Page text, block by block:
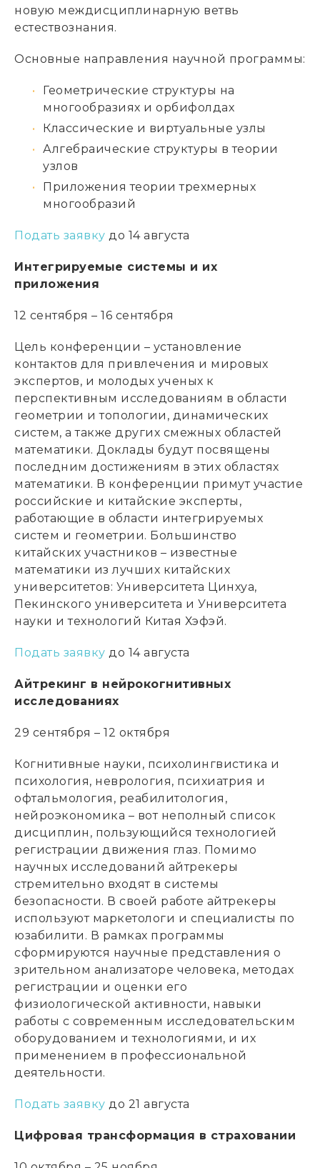
новую междисциплинарную ветвь
естествознания.
Основные направления научной программы:
Геометрические структуры на
многообразиях и орбифолдах
Классические и виртуальные узлы
Алгебраические структуры в теории
узлов
Приложения теории трехмерных
многообразий
Подать заявку до 14 августа
Интегрируемые системы и их
приложения
12 сентября – 16 сентября
Цель конференции – установление
контактов для привлечения и мировых
экспертов, и молодых ученых к
перспективным исследованиям в области
геометрии и топологии, динамических
систем, а также других смежных областей
математики. Доклады будут посвящены
последним достижениям в этих областях
математики. В конференции примут участие
российские и китайские эксперты,
работающие в области интегрируемых
систем и геометрии. Большинство
китайских участников – известные
математики из лучших китайских
университетов: Университета Цинхуа,
Пекинского университета и Университета
науки и технологий Китая Хэфэй.
Подать заявку до 14 августа
Айтрекинг в нейрокогнитивных
исследованиях
29 сентября – 12 октября
Когнитивные науки, психолингвистика и
психология, неврология, психиатрия и
офтальмология, реабилитология,
нейроэкономика – вот неполный список
дисциплин, пользующийся технологией
регистрации движения глаз. Помимо
научных исследований айтрекеры
стремительно входят в системы
безопасности. В своей работе айтрекеры
используют маркетологи и специалисты по
юзабилити. В рамках программы
сформируются научные представления о
зрительном анализаторе человека, методах
регистрации и оценки его
физиологической активности, навыки
работы с современным исследовательским
оборудованием и технологиями, и их
применением в профессиональной
деятельности.
Подать заявку до 21 августа
Цифровая трансформация в страховании